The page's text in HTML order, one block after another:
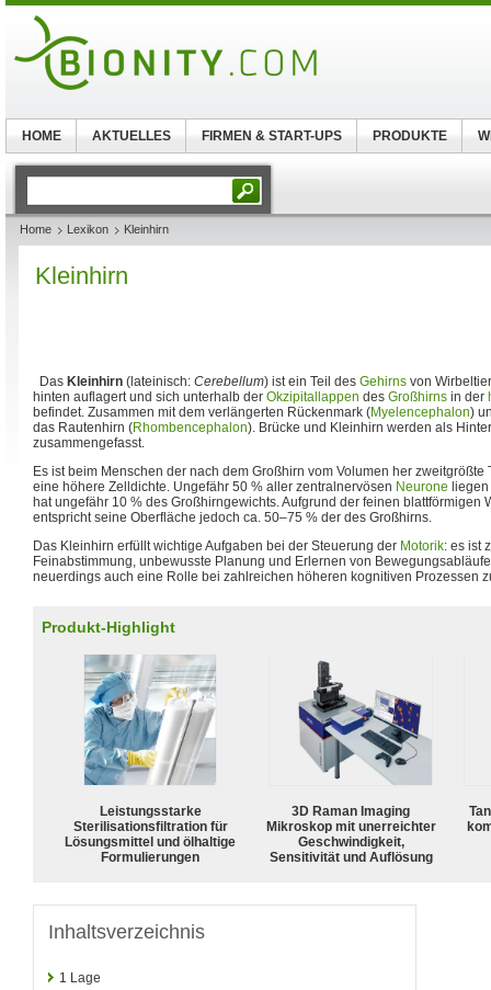
Home Lexikon Kleinhirn
Kleinhirn
Das Kleinhirn (lateinisch: Cerebellum) ist ein Teil des Gehirns von
hinten auflagert und sich unterhalb der Okzipitallappen des Großhirns in der
befindet. Zusammen mit dem verlängerten Rückenmark (Myelencephalon)
das Rautenhirn (Rhombencephalon). Brücke und Kleinhirn werden als
zusammengefasst.
Es ist beim Menschen der nach dem Großhirn vom Volumen her zweitgrößte
eine höhere Zelldichte. Ungefähr 50 % aller zentralnervösen Neurone
hat ungefähr 10 % des Großhirngewichts. Aufgrund der feinen blattförmigen
entspricht seine Oberfläche jedoch ca. 50–75 % der des Großhirns.
Das Kleinhirn erfüllt wichtige Aufgaben bei der Steuerung der Motorik: es ist
Feinabstimmung, unbewusste Planung und Erlernen von
neuerdings auch eine Rolle bei zahlreichen höheren kognitiven Prozessen
Produkt-Highlight
Leistungsstarke
Sterilisationsfiltration für
Lösungsmittel und ölhaltige
Formulierungen
3D Raman Imaging
Mikroskop mit unerreichter
Geschwindigkeit,
Sensitivität und Auflösung
Inhaltsverzeichnis
1 Lage
HOME AKTUELLES FIRMEN & START-UPS PRODUKTE